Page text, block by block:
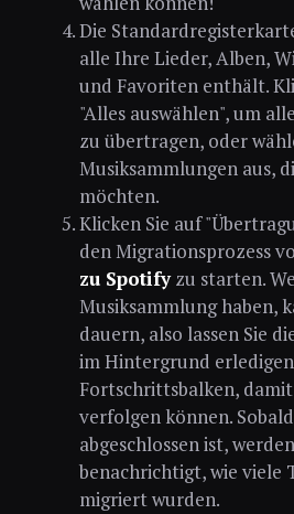
Die
alle Ihre Lieder, Alben,
und Favoriten enthält.
"Alles auswählen", um
zu übertragen, oder
Musiksammlungen aus,
möchten.
Klicken Sie auf
den Migrationsprozess
zu Spotifyzu starten.
Musiksammlung haben,
dauern, also lassen Sie
im Hintergrund
Fortschrittsbalken, damit
verfolgen können.
abgeschlossen ist,
benachrichtigt, wie viele
migriert wurden.